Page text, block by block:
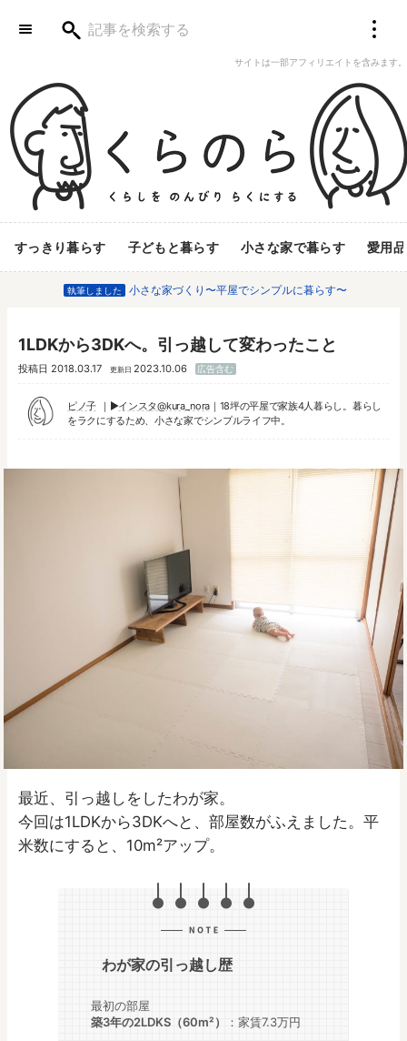
サイトは一部アフィリエイトを含みます。
すっきり暮らす 子どもと暮らす 小さな家で暮らす 愛用品
執筆しました 小さな家づくり〜平屋でシンプルに暮らす〜
1LDKから3DKへ。引っ越して変わったこと
投稿日 2018.03.17 更新日 2023.10.06 広告含む
ピノ子 ▶︎インスタ@kura_nora｜18坪の平屋で家族4人暮らし。暮らし
をラクにするため、小さな家でシンプルライフ中。
最近、引っ越しをしたわが家。
今回は1LDKから3DKへと、部屋数がふえました。平
米数にすると、10m²アップ。
わが家の引っ越し歴
最初の部屋
築3年の2LDKS（60m²）
：家賃7.3万円